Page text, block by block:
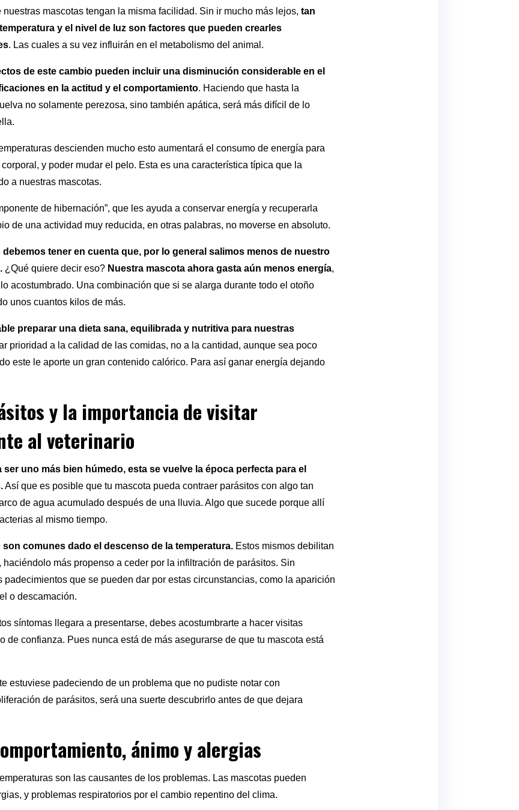
mascotas tengan la misma facilidad. Sin ir mucho más lejos, tan
y el nivel de luz son factores que pueden crearles
. Las cuales a su vez influirán en el metabolismo del animal.
de este cambio pueden incluir una disminución considerable en el
en la actitud y el comportamiento. Haciendo que hasta la
no solamente perezosa, sino también apática, será más difícil de lo
descienden mucho esto aumentará el consumo de energía para
y poder mudar el pelo. Esta es una característica típica que la
a nuestras mascotas.
de hibernación”, que les ayuda a conservar energía y recuperarla
de una actividad muy reducida, en otras palabras, no moverse en absoluto.
debemos tener en cuenta que, por lo general salimos menos de nuestro
¿Qué quiere decir eso? Nuestra mascota ahora gasta aún menos energía,
acostumbrado. Una combinación que si se alarga durante todo el otoño
unos cuantos kilos de más.
preparar una dieta sana, equilibrada y nutritiva para nuestras
prioridad a la calidad de las comidas, no a la cantidad, aunque sea poco
este le aporte un gran contenido calórico. Para así ganar energía dejando
y la importancia de visitar
al veterinario
uno más bien húmedo, esta se vuelve la época perfecta para el
Así que es posible que tu mascota pueda contraer parásitos con algo tan
de agua acumulado después de una lluvia. Algo que sucede porque allí
al mismo tiempo.
comunes dado el descenso de la temperatura.Estos mismos debilitan
más propenso a ceder por la infiltración de parásitos. Sin
padecimientos que se pueden dar por estas circunstancias, como la aparición
o descamación.
síntomas llegara a presentarse, debes acostumbrarte a hacer visitas
de confianza. Pues nunca está de más asegurarse de que tu mascota está
estuviese padeciendo de un problema que no pudiste notar con
de parásitos, será una suerte descubrirlo antes de que dejara
ánimo y alergias
son las causantes de los problemas. Las mascotas pueden
y problemas respiratorios por el cambio repentino del clima.